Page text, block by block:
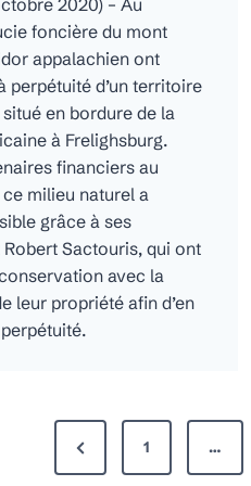
foncière du mont
appalachien ont
d’un territoire
en bordure de la
à Frelighsburg.
financiers au
milieu naturel a
grâce à ses
Sactouris, qui ont
avec la
leur propriété afin d’en
P
r
1 …